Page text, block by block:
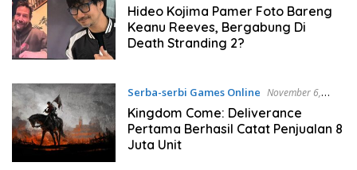
2024
Hideo Kojima Pamer Foto Bareng
Keanu Reeves, Bergabung Di
Death Stranding 2?
Serba-serbi Games Online November 6,
2024
Kingdom Come: Deliverance
Pertama Berhasil Catat Penjualan 8
Juta Unit